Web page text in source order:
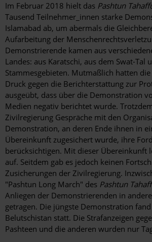
Im Februar 2018 hielt das Pashtun
Tausend Teilnehmer_innen starke
Islamabad ab, um abermals die
Aufarbeitung der
Demonstrierende kamen aus
Landes: aus Karatschi, aus dem Swat-Tal
Stammesgebieten. Mutmaßlich hatten
Druck gegen die Berichterstattung zur
ausgeübt, dass über die Demonstration
Medien negativ berichtet wurde.
Zivilregierung Gespräche mit den
Demonstration, an deren Ende ihnen in
Übereinkunft zugesichert wurde, ihre
berücksichtigen. Mit dieser Übereinkunft
auf. Seitdem gab es jedoch keinen
Zusicherungen der Zivilregierung.
"Pashtun Long March" des Pashtun
Anliegen der Demonstrierenden in
getragen. Die jüngste Demonstration
Belutschistan statt. Die Strafanzeigen
Pashteen und die anderen wurden nur